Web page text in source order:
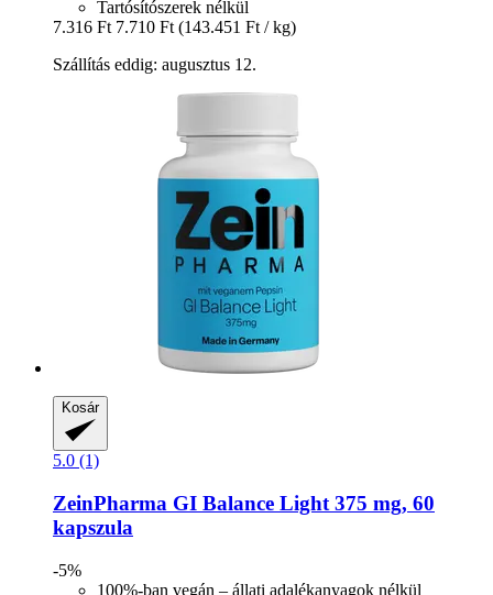
Tartósítószerek nélkül
7.316 Ft 7.710 Ft (143.451 Ft / kg)
Szállítás eddig: augusztus 12.
Kosár
5.0 (1)
ZeinPharma GI Balance Light 375 mg, 60
kapszula
-5%
100%-ban vegán – állati adalékanyagok nélkül